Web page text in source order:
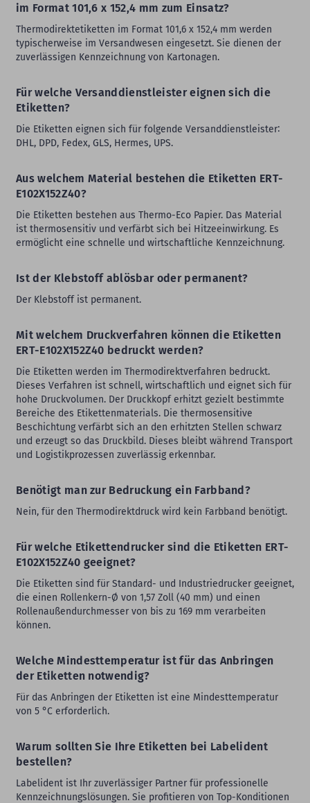
im Format 101,6 x 152,4 mm zum Einsatz?
Thermodirektetiketten im Format 101,6 x 152,4 mm werden
typischerweise im Versandwesen eingesetzt. Sie dienen der
zuverlässigen Kennzeichnung von Kartonagen.
Für welche Versanddienstleister eignen sich die
Etiketten?
Die Etiketten eignen sich für folgende Versanddienstleister∶
DHL, DPD, Fedex, GLS, Hermes, UPS.
Aus welchem Material bestehen die Etiketten ERT-
E102X152Z40?
Die Etiketten bestehen aus Thermo-Eco Papier. Das Material
ist thermosensitiv und verfärbt sich bei Hitzeeinwirkung. Es
ermöglicht eine schnelle und wirtschaftliche Kennzeichnung.
Ist der Klebstoff ablösbar oder permanent?
Der Klebstoff ist permanent.
Mit welchem Druckverfahren können die Etiketten
ERT-E102X152Z40 bedruckt werden?
Die Etiketten werden im Thermodirektverfahren bedruckt.
Dieses Verfahren ist schnell, wirtschaftlich und eignet sich für
hohe Druckvolumen. Der Druckkopf erhitzt gezielt bestimmte
Bereiche des Etikettenmaterials. Die thermosensitive
Beschichtung verfärbt sich an den erhitzten Stellen schwarz
und erzeugt so das Druckbild. Dieses bleibt während Transport
und Logistikprozessen zuverlässig erkennbar.
Benötigt man zur Bedruckung ein Farbband?
Nein, für den Thermodirektdruck wird kein Farbband benötigt.
Für welche Etikettendrucker sind die Etiketten ERT-
E102X152Z40 geeignet?
Die Etiketten sind für Standard- und Industriedrucker geeignet,
die einen Rollenkern-Ø von 1,57 Zoll (40 mm) und einen
Rollenaußendurchmesser von bis zu 169 mm verarbeiten
können.
Welche Mindesttemperatur ist für das Anbringen
der Etiketten notwendig?
Für das Anbringen der Etiketten ist eine Mindesttemperatur
von 5 °C erforderlich.
Warum sollten Sie Ihre Etiketten bei Labelident
bestellen?
Labelident ist Ihr zuverlässiger Partner für professionelle
Kennzeichnungslösungen. Sie profitieren von Top-Konditionen